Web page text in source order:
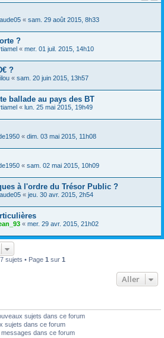
« sam. 29 août 2015, 8h33
?
« mer. 01 juil. 2015, 14h10
?
« sam. 20 juin 2015, 13h57
ballade au pays des BT
« lun. 25 mai 2015, 19h49
« dim. 03 mai 2015, 11h08
« sam. 02 mai 2015, 10h09
à l'ordre du Trésor Public ?
« jeu. 30 avr. 2015, 2h54
« mer. 29 avr. 2015, 21h02
sujets • Page 1 sur 1
Aller
sujets dans ce forum
sujets dans ce forum
dans ce forum